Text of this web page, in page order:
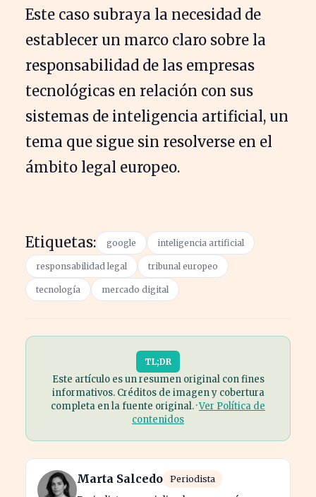
Este caso subraya la necesidad de
establecer un marco claro sobre la
responsabilidad de las empresas
tecnológicas en relación con sus
sistemas de inteligencia artificial, un
tema que sigue sin resolverse en el
ámbito legal europeo.
Etiquetas: google inteligencia artificial
responsabilidad legal tribunal europeo
tecnología mercado digital
TL;DR
Este artículo es un resumen original con fines
informativos. Créditos de imagen y cobertura
completa en la fuente original. ·Ver Política de
contenidos
Marta Salcedo Periodista